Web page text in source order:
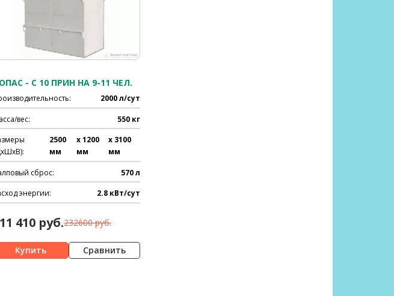
- C 10 ПРИН НА 9-11 ЧЕЛ.
2000 л/сут
вес: 550 кг
2500
мм
x 1200
мм
x 3100
мм
сброс: 570 л
энергии: 2.8 кВт/сут
410 руб.232600 руб.
Сравнить